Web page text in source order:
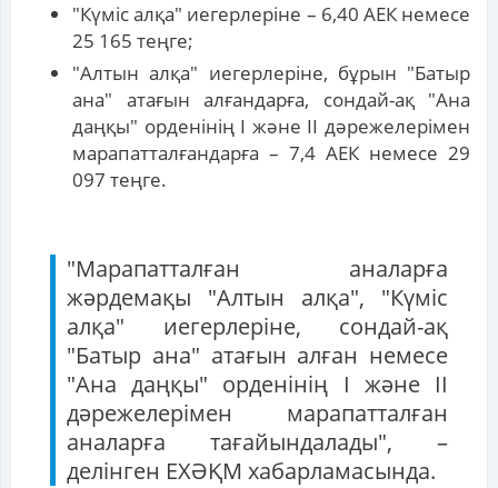
"Күміс алқа" иегерлеріне – 6,40 АЕК немесе
25 165 теңге;
"Алтын алқа" иегерлеріне, бұрын "Батыр
ана" атағын алғандарға, сондай-ақ "Ана
даңқы" орденінің I және II дәрежелерімен
марапатталғандарға – 7,4 АЕК немесе 29
097 теңге.
"Марапатталған аналарға
жәрдемақы "Алтын алқа", "Күміс
алқа" иегерлеріне, сондай-ақ
"Батыр ана" атағын алған немесе
"Ана даңқы" орденінің I және II
дәрежелерімен марапатталған
аналарға тағайындалады", –
делінген ЕХӘҚМ хабарламасында.